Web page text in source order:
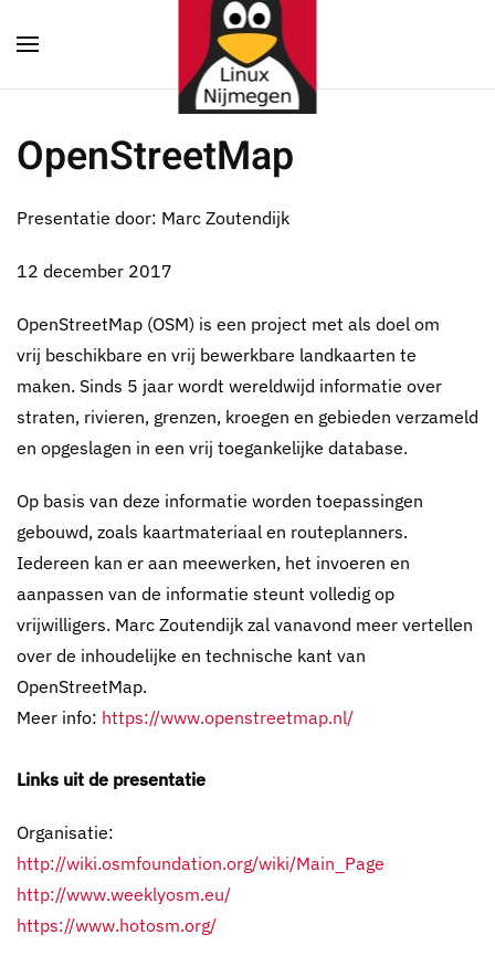
Terug naar hoofdinhoud
OpenStreetMap
Presentatie door: Marc Zoutendijk
12 december 2017
OpenStreetMap (OSM) is een project met als doel om
vrij beschikbare en vrij bewerkbare landkaarten te
maken. Sinds 5 jaar wordt wereldwijd informatie over
straten, rivieren, grenzen, kroegen en gebieden verzameld
en opgeslagen in een vrij toegankelijke database.
Op basis van deze informatie worden toepassingen
gebouwd, zoals kaartmateriaal en routeplanners.
Iedereen kan er aan meewerken, het invoeren en
aanpassen van de informatie steunt volledig op
vrijwilligers. Marc Zoutendijk zal vanavond meer vertellen
over de inhoudelijke en technische kant van
OpenStreetMap.
Meer info: https://www.openstreetmap.nl/
Links uit de presentatie
Organisatie:
http://wiki.osmfoundation.org/wiki/Main_Page
http://www.weeklyosm.eu/
https://www.hotosm.org/